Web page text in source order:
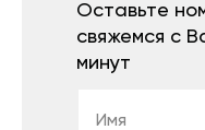
Оставьте
свяжемся с
минут